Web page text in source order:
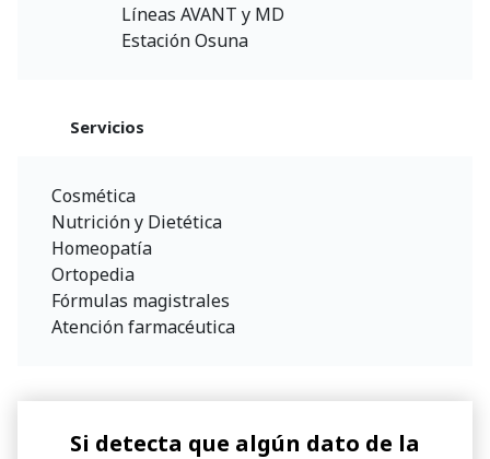
Líneas AVANT y MD
Estación Osuna
Servicios
Cosmética
Nutrición y Dietética
Homeopatía
Ortopedia
Fórmulas magistrales
Atención farmacéutica
Si detecta que algún dato de la